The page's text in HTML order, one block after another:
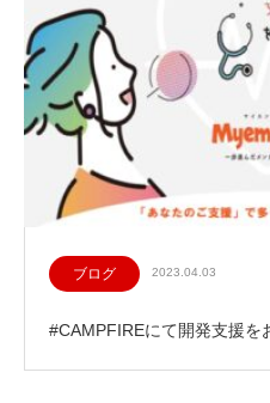
ブログ 2023.04.03
#CAMPFIREにて開発支援を